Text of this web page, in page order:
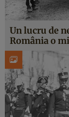
Un lucru de
România o